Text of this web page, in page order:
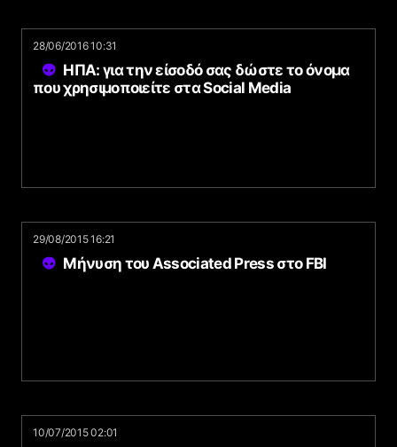
28/06/2016 10:31
ΗΠΑ: για την είσοδό σας δώστε το όνομα
που χρησιμοποιείτε στα Social Media
29/08/2015 16:21
Μήνυση του Associated Press στο FBI
10/07/2015 02:01